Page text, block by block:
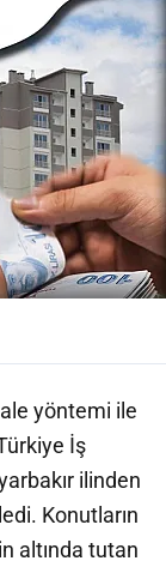
yöntemi ile
İş
ilinden
Konutların
altında tutan